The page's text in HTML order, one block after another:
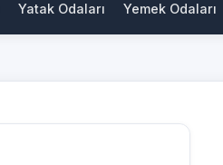
Yatak Odaları Yemek Odaları